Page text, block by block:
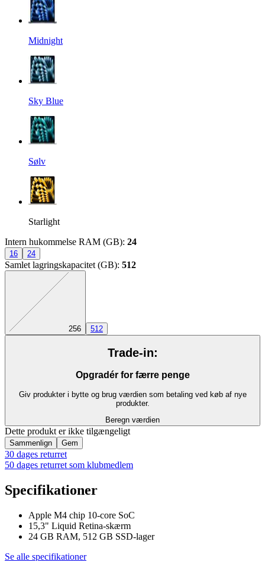
Midnight
Sky Blue
Sølv
Starlight
Intern hukommelse RAM (GB): 24
16 24
Samlet lagringskapacitet (GB): 512
Den præcise kombination mangler
256 512
Trade-in:
Opgradér for færre penge
Giv produkter i bytte og brug værdien som betaling ved køb af nye
produkter.
Beregn værdien
Dette produkt er ikke tilgængeligt
Sammenlign Gem
30 dages returret
50 dages returret som klubmedlem
Specifikationer
Apple M4 chip 10-core SoC
15,3" Liquid Retina-skærm
24 GB RAM, 512 GB SSD-lager
Se alle specifikationer